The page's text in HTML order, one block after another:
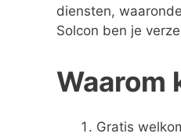
diensten,
Solcon ben je
Waarom
Gratis